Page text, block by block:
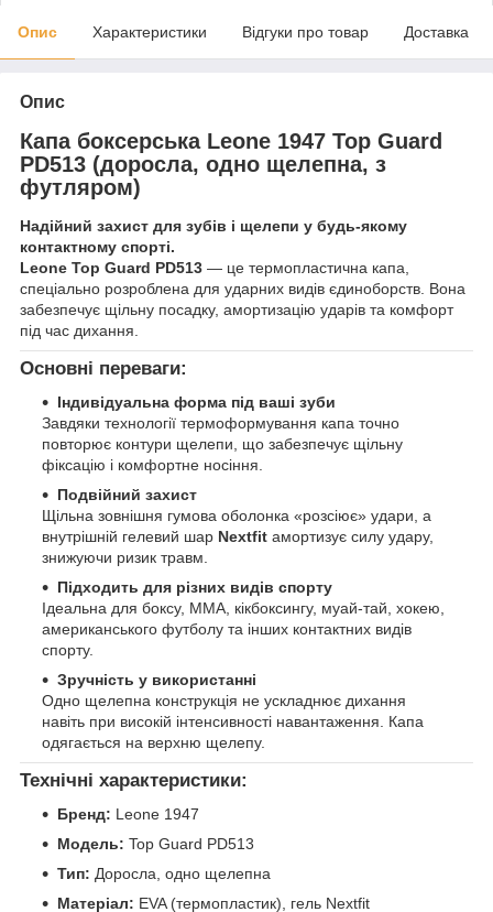
Опис Характеристики Відгуки про товар Доставка
Опис
Капа боксерська Leone 1947 Top Guard
PD513 (доросла, одно щелепна, з
футляром)
Надійний захист для зубів і щелепи у будь-якому
контактному спорті.
Leone Top Guard PD513 — це термопластична капа,
спеціально розроблена для ударних видів єдиноборств. Вона
забезпечує щільну посадку, амортизацію ударів та комфорт
під час дихання.
Основні переваги:
Індивідуальна форма під ваші зуби
Завдяки технології термоформування капа точно
повторює контури щелепи, що забезпечує щільну
фіксацію і комфортне носіння.
Подвійний захист
Щільна зовнішня гумова оболонка «розсіює» удари, а
внутрішній гелевий шар Nextfit амортизує силу удару,
знижуючи ризик травм.
Підходить для різних видів спорту
Ідеальна для боксу, ММА, кікбоксингу, муай-тай, хокею,
американського футболу та інших контактних видів
спорту.
Зручність у використанні
Одно щелепна конструкція не ускладнює дихання
навіть при високій інтенсивності навантаження. Капа
одягається на верхню щелепу.
Технічні характеристики:
Бренд: Leone 1947
Модель: Top Guard PD513
Тип: Доросла, одно щелепна
Матеріал: EVA (термопластик), гель Nextfit